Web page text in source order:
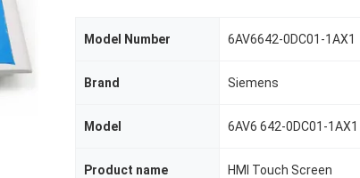
Model Number 6AV6642-0DC01-1AX1
Brand Siemens
Model 6AV6 642-0DC01-1AX1
Product name HMI Touch Screen